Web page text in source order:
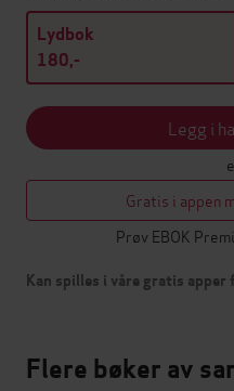
Lydbok
180,-
Legg i
Gratis i appen
Prøv EBOK
Kan spilles i våre gratis
Flere bøker av